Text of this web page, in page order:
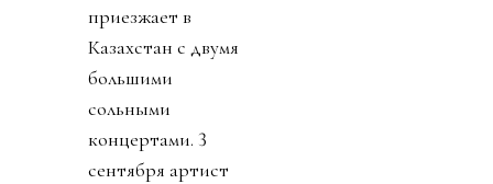
приезжает в
Казахстан с двумя
большими
сольными
концертами. 3
сентября артист